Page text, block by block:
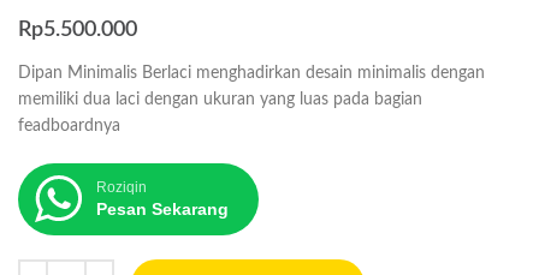
Rp5.500.000
Dipan Minimalis Berlaci menghadirkan desain minimalis dengan
memiliki dua laci dengan ukuran yang luas pada bagian
feadboardnya
Roziqin
Pesan Sekarang